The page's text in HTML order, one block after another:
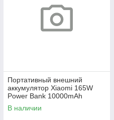
Портативный внешний
аккумулятор Xiaomi 165W
Power Bank 10000mAh
(Integrated Cable) GL
В наличии